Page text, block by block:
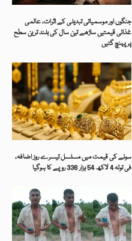
جنگوں اور موسمیاتی تبدیلی کے اثرات، عالمی
غذائی قیمتیں ساڑھے تین سال کی بلند ترین سطح
پر پہنچ گئیں
سونے کی قیمت میں مسلسل تیسرے روز اضافہ،
فی تولہ 4 لاکھ 54 ہزار 336 روپے کا ہوگیا